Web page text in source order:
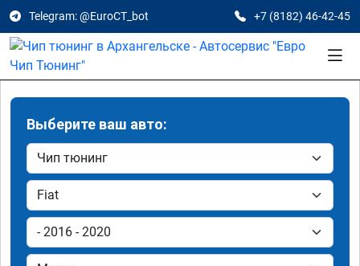
Telegram: @EuroCT_bot +7 (8182) 46-42-45
Выберите ваш авто: